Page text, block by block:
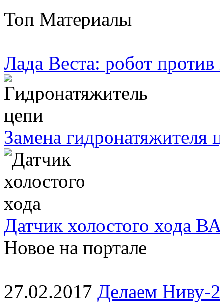
Топ Материалы
Лада Веста: робот
Замена
Датчик холостого хода
Новое на портале
27.02.2017 Делаем Ниву-